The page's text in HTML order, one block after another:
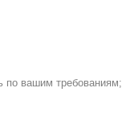
по вашим требованиям;